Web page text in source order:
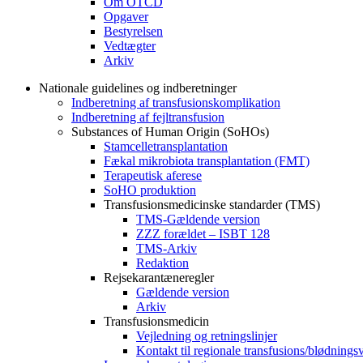
Opgaver
Bestyrelsen
Vedtægter
Arkiv
Nationale guidelines og indberetninger
Indberetning af transfusionskomplikation
Indberetning af fejltransfusion
Substances of Human Origin (SoHOs)
Stamcelletransplantation
Fækal mikrobiota transplantation (FMT)
Terapeutisk aferese
SoHO produktion
Transfusionsmedicinske standarder (TMS)
TMS-Gældende version
ZZZ forældet – ISBT 128
TMS-Arkiv
Redaktion
Rejsekarantæneregler
Gældende version
Arkiv
Transfusionsmedicin
Vejledning og retningslinjer
Kontakt til regionale transfusions/